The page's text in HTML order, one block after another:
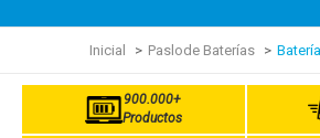
Inicial Paslode Baterías
900.000+
Productos